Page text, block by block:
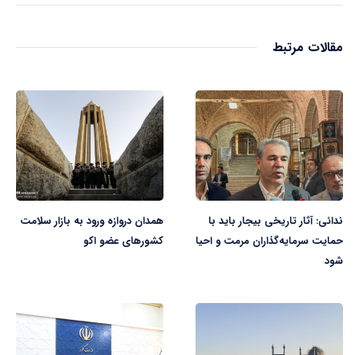
مقالات مرتبط
ندائی: آثار تاریخی بیجار باید با
حمایت سرمایه‌گذاران مرمت و احیا
شود
همدان دروازه ورود به بازار سلامت
کشورهای عضو اکو